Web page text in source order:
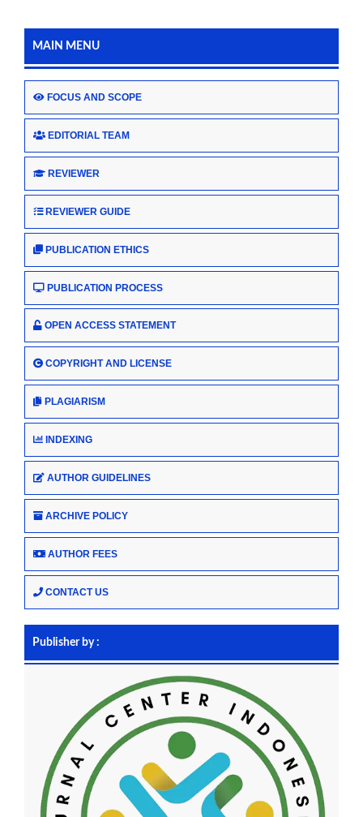
MAIN MENU
FOCUS AND SCOPE
EDITORIAL TEAM
REVIEWER
REVIEWER GUIDE
PUBLICATION ETHICS
PUBLICATION PROCESS
OPEN ACCESS STATEMENT
COPYRIGHT AND LICENSE
PLAGIARISM
INDEXING
AUTHOR GUIDELINES
ARCHIVE POLICY
AUTHOR FEES
CONTACT US
Publisher by :